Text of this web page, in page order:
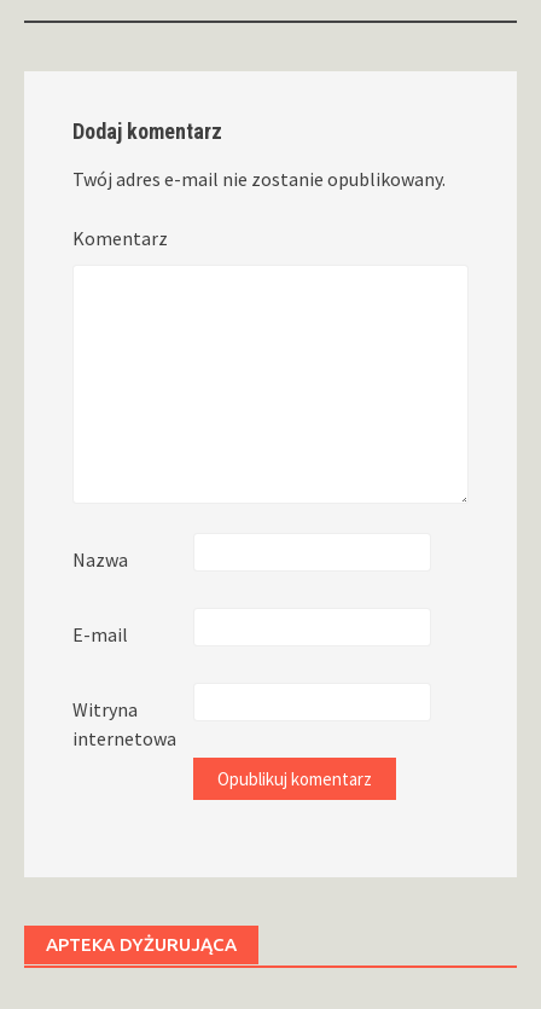
Dodaj komentarz
Twój adres e-mail nie zostanie opublikowany.
Komentarz
Nazwa
E-mail
Witryna
internetowa
APTEKA DYŻURUJĄCA